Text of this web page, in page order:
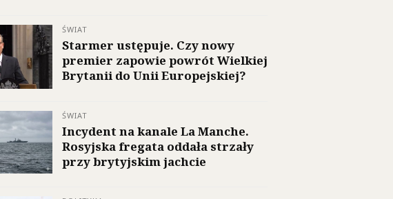
ŚWIAT
Starmer ustępuje. Czy nowy
premier zapowie powrót Wielkiej
Brytanii do Unii Europejskiej?
ŚWIAT
Incydent na kanale La Manche.
Rosyjska fregata oddała strzały
przy brytyjskim jachcie